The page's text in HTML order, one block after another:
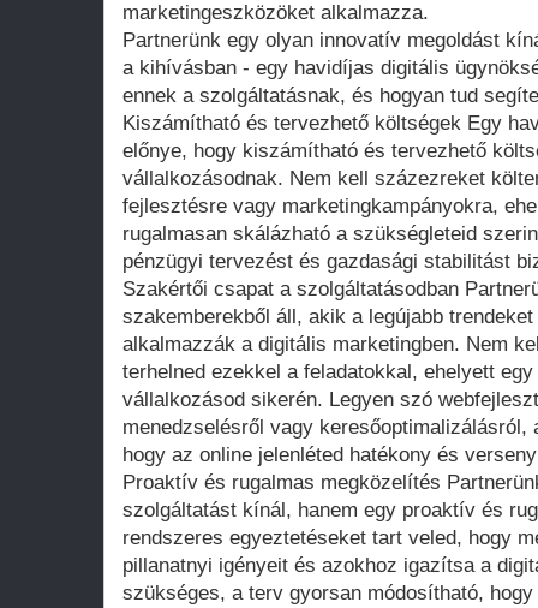
marketingeszközöket alkalmazza.
Partnerünk egy olyan innovatív megoldást
a kihívásban - egy havidíjas digitális
ennek a szolgáltatásnak, és hogyan tud
Kiszámítható és tervezhető költségek Egy
előnye, hogy kiszámítható és tervezhető
vállalkozásodnak. Nem kell százezreket
fejlesztésre vagy marketingkampányokra,
rugalmasan skálázható a szükségleteid
pénzügyi tervezést és gazdasági stabilitást
Szakértői csapat a szolgáltatásodban
szakemberekből áll, akik a legújabb
alkalmazzák a digitális marketingben. Nem
terhelned ezekkel a feladatokkal, ehelyett
vállalkozásod sikerén. Legyen szó
menedzselésről vagy
hogy az online jelenléted hatékony és
Proaktív és rugalmas megközelítés
szolgáltatást kínál, hanem egy proaktív és
rendszeres egyeztetéseket tart veled, hogy
pillanatnyi igényeit és azokhoz igazítsa a
szükséges, a terv gyorsan módosítható,